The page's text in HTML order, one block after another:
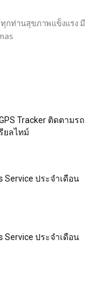
กท่านสุขภาพแข็งแรง มี
Tracker ติดตามรถ
ยลไทม์
Service ประจำเดือน
Service ประจำเดือน